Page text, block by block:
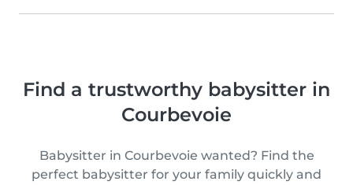
Find a trustworthy babysitter in
Courbevoie
Babysitter in Courbevoie wanted? Find the
perfect babysitter for your family quickly and